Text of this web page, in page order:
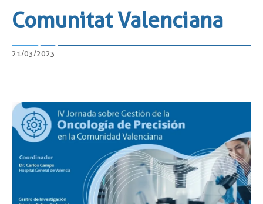
Comunitat Valenciana
21/03/2023